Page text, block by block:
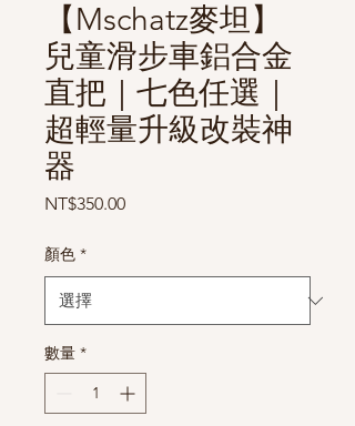
【Mschatz麥坦】
兒童滑步車鋁合金
直把｜七色任選｜
超輕量升級改裝神
器
NT$350.00價
顏色 *
數量 *